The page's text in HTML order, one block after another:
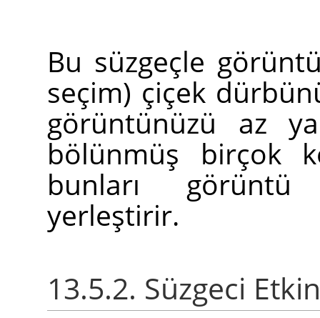
Bu süzgeçle
seçim) çiçek
görüntünüzü az
bölünmüş birçok
bunları görüntü
yerleştirir.
13.5.2. Süzgeci